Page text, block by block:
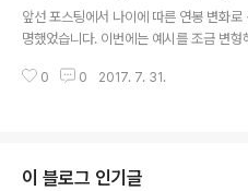
2, x3의 집합을 X, Wi,j값의 집합을 W, bi
표현하면 위 식은 S = Wx + B로 표현 할
을 하려면 내가 낸 결과물이 얼마나 비슷한
앞선 포스팅에서 나이에 따른 연봉 변화로
명했었습니다. 이번에는 예시를 조금 변
다. 먼저 연봉이 5000만원을 넘지 않는 경
는 것 같습니다. 이 정보를 토대로 선형회귀
0 0 2017. 7. 31.
이 블로그 인기글